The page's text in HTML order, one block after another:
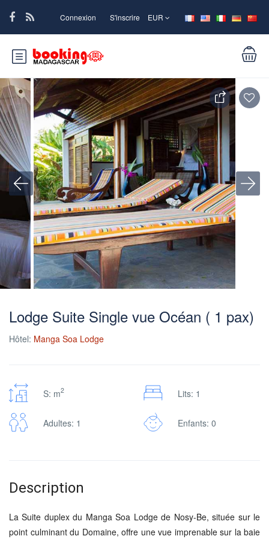
Connexion S'inscrire EUR
Lodge Suite Single vue Océan ( 1 pax)
Hôtel: Manga Soa Lodge
S: m2 Lits: 1
Adultes: 1 Enfants: 0
Description
La Suite duplex du Manga Soa Lodge de Nosy-Be, située sur le
point culminant du Domaine, offre une vue imprenable sur la baie